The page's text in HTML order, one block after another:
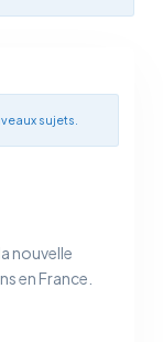
sujets.
nouvelle
en France.